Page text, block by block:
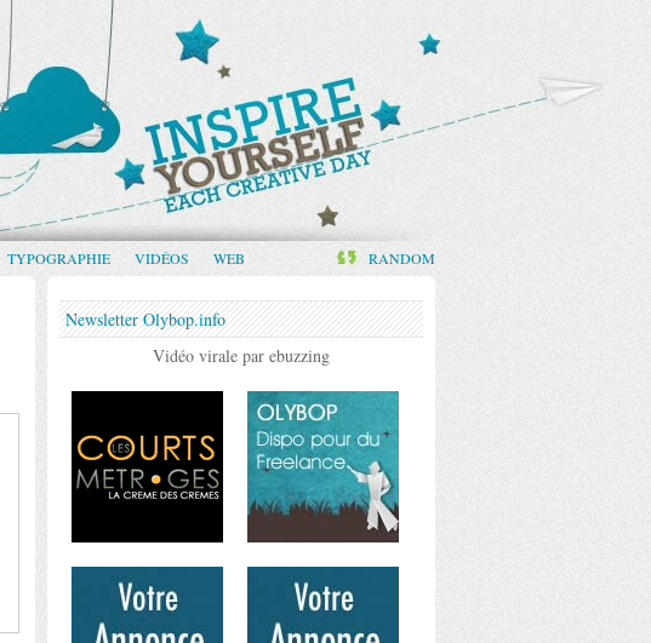
TYPOGRAPHIE VIDÉOS WEB RANDOM
Newsletter Olybop.info
Vidéo virale par ebuzzing